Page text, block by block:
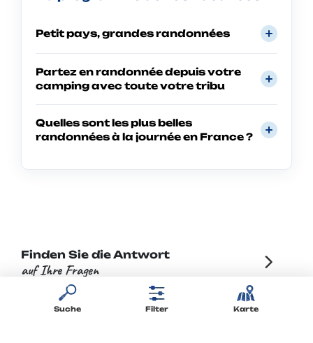
Suche Filter Karte
Petit pays, grandes randonnées
Partez en randonnée depuis votre
camping avec toute votre tribu
Quelles sont les plus belles
randonnées à la journée en France ?
Finden Sie die Antwort
auf Ihre Fragen